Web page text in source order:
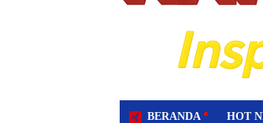
BERANDA HOT